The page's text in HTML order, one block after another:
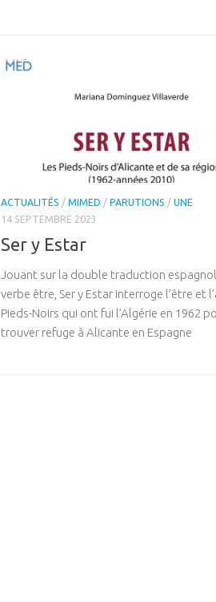
ACTUALITÉS / MIMED / PARUTIONS / UNE
14 SEPTEMBRE 2023
Ser y Estar
Jouant sur la double traduction
verbe être, Ser y Estar interroge l’être et
Pieds-Noirs qui ont fui l’Algérie en 1962
trouver refuge à Alicante en Espagne